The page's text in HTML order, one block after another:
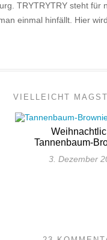
TRYTRYTRY steht
einmal hinfällt. Hier
VIELLEICHT
Tannenbaum-
3. Dezember